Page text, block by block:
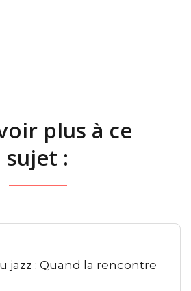
plus à ce
sujet :
jazz : Quand la rencontre